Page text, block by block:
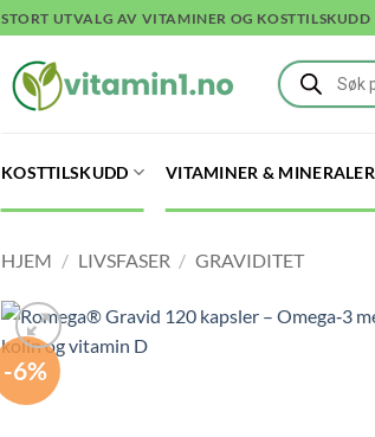
STORT UTVALG AV VITAMINER OG KOSTTILSKUDD
Products
search
KOSTTILSKUDD VITAMINER & MINERALER
HJEM / LIVSFASER / GRAVIDITET
-6%